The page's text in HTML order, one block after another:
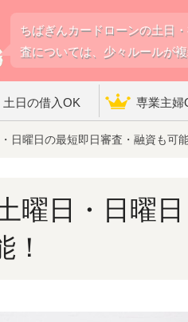
ちばぎんカードローンの土日
査については、少々ルールが
土日の借入OK 専業主婦
日曜日の最短即日審査・融資も可能
曜日・日曜日